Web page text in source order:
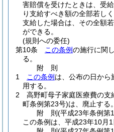
害賠償を受けたときは、受
り支給すべき額の全部若し
支給した場合は、その全額
ができる。
(規則への委任)
第10条
この条例の施行に関
る。
附 則
1
この条例 は、公布の日から
用する。
2
高野町母子家庭医療費の支
町条例第23号)は、廃止する。
附 則(平成23年条例第
この条例は、平成23年10月1